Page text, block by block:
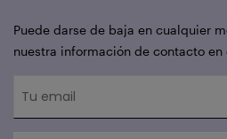
Puede darse de baja en cualquier
nuestra información de contacto en